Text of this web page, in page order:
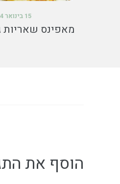
15 בינואר 2024
מאפינס שאריות
הוסף את